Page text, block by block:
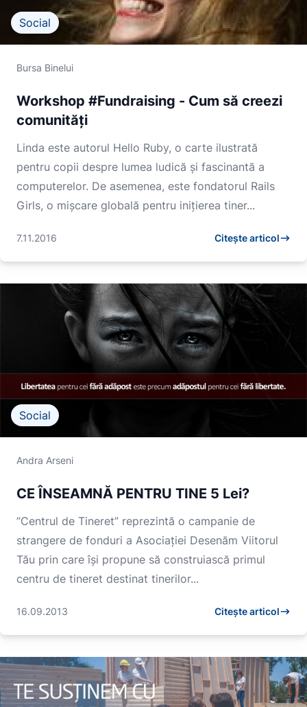
Social
Bursa Binelui
Workshop #Fundraising - Cum să creezi
comunități
Linda este autorul Hello Ruby, o carte ilustrată
pentru copii despre lumea ludică și fascinantă a
computerelor. De asemenea, este fondatorul Rails
Girls, o mișcare globală pentru inițierea tiner...
7.11.2016 Citește articol
Social
Andra Arseni
CE ÎNSEAMNĂ PENTRU TINE 5 Lei?
”Centrul de Tineret” reprezintă o campanie de
strangere de fonduri a Asociației Desenăm Viitorul
Tău prin care își propune să construiască primul
centru de tineret destinat tinerilor...
16.09.2013 Citește articol